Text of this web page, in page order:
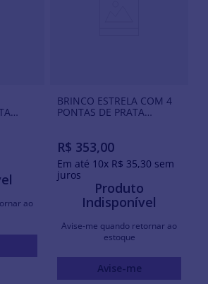
ao
BRINCO ESTRELA COM 4
PONTAS DE PRATA
R$ 353,00
Em até 10x R$ 35,30 sem
juros
Produto
Indisponível
Avise-me quando retornar ao
estoque
Avise-me